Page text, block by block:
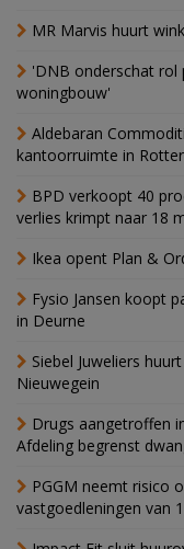
MR Marvis huurt
'DNB onderschat rol
woningbouw'
Aldebaran
kantoorruimte in
BPD verkoopt 40
verlies krimpt naar 18
Ikea opent Plan &
Fysio Jansen koopt
in Deurne
Siebel Juweliers
Nieuwegein
Drugs aangetroffen
Afdeling begrenst
PGGM neemt risico
vastgoedleningen van